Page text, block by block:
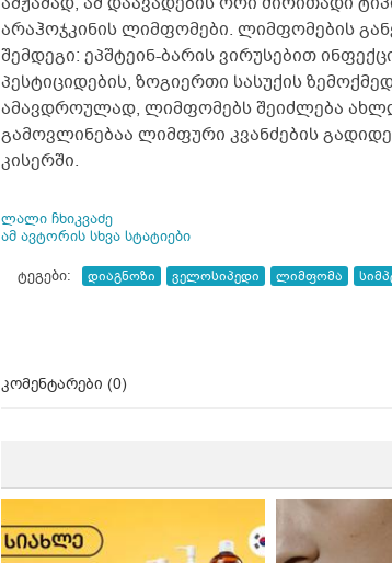
არაჰოჯკინის ლიმფომები. ლიმფომების
შემდეგი: ეპშტეინ-ბარის ვირუსებით
პესტიციდების, ზოგიერთი სასუქის
ამავდროულად, ლიმფომებს შეიძლება
გამოვლინებაა ლიმფური კვანძების
კისერში.
ლალი ჩხიკვაძე
ამ ავტორის სხვა სტატიები
ტეგები: დიაგნოზი ველოსიპედი ლიმფომა
კომენტარები (0)